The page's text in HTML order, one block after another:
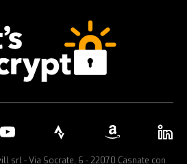
srl - Via Socrate, 6 - 22070 Casnate con